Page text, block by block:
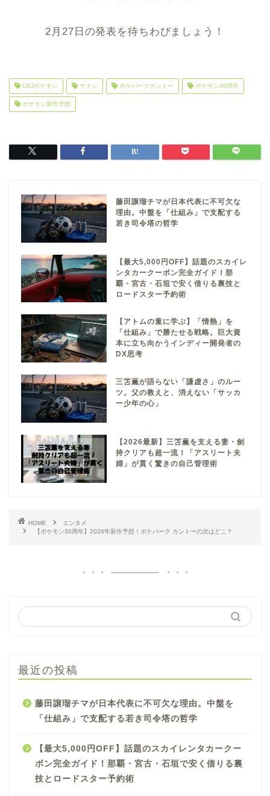
2月27日の発表を待ちわびましょう！
USJポケモン サトシ ポケパークカントー ポケモン30周年
ポケモン新作予想
藤田譲瑠チマが日本代表に不可欠な
理由。中盤を「仕組み」で支配する
若き司令塔の哲学
【最大5,000円OFF】話題のスカイレ
ンタカークーポン完全ガイド！那
覇・宮古・石垣で安く借りる裏技と
ロードスター予約術
【アトムの童に学ぶ】「情熱」を
「仕組み」で勝たせる戦略。巨大資
本に立ち向かうインディー開発者の
DX思考
三笘薫が語らない「謙虚さ」のルー
ツ。父の教えと、消えない「サッカ
ー少年の心」
【2026最新】三笘薫を支える妻・劍
持クリアも超一流！「アスリート夫
婦」が貫く驚きの自己管理術
HOME
エンタメ
【ポケモン30周年】2026年新作予想！ポケパーク カントーの次はどこ？
最近の投稿
藤田譲瑠チマが日本代表に不可欠な理由。中盤を
「仕組み」で支配する若き司令塔の哲学
【最大5,000円OFF】話題のスカイレンタカークー
ポン完全ガイド！那覇・宮古・石垣で安く借りる裏
技とロードスター予約術